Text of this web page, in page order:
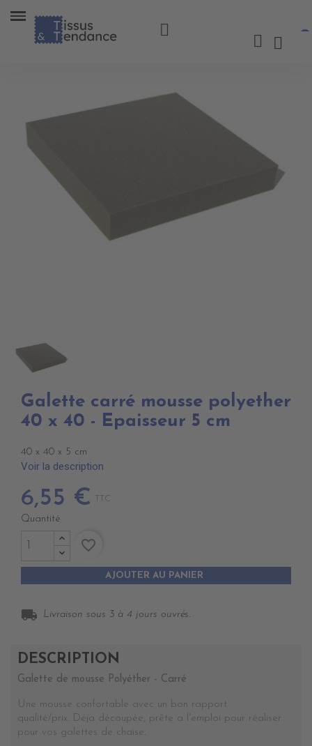
Galette carré mousse polyether
40 x 40 - Epaisseur 5 cm
40 x 40 x 5 cm
Voir la description
6,55 € TTC
Quantité
AJOUTER AU PANIER
favorite_border
local_shipping Livraison sous 3 à 4 jours ouvrés.
DESCRIPTION
Galette de mousse Polyéther - Carré
Une mousse confortable avec un bon rapport
qualité/prix.
Déja découpée, prête a l'emploi pour réaliser
pour vos galettes de chaise.